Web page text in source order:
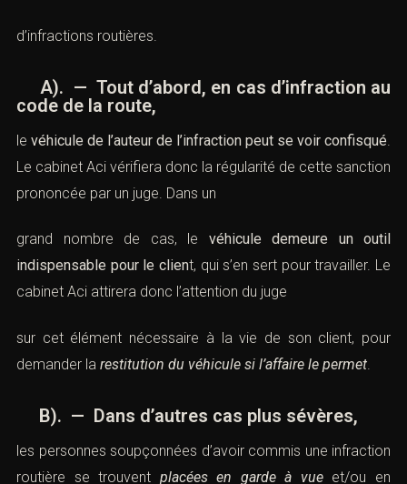
d’infractions routières.
A). — Tout d’abord, en cas d’infraction au
code de la route,
le véhicule de l’auteur de l’infraction peut se voir confisqué
Le cabinet Aci vérifiera donc la régularité de cette sanction
prononcée par un juge. Dans un
grand nombre de cas, le véhicule demeure un outil
indispensable pour le client, qui s’en sert pour travailler. Le
cabinet Aci attirera donc l’attention du juge
sur cet élément nécessaire à la vie de son client, pour
demander la restitution du véhicule si l’affaire le permet.
B). — Dans d’autres cas plus sévères,
les personnes soupçonnées d’avoir commis une infraction
routière se trouvent placées en garde à vueet/ou en